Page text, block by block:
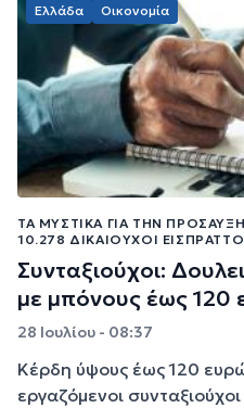
Ελλάδα Οικονομία
ΤΑ ΜΥΣΤΙΚΆ ΓΙΑ ΤΗΝ
10.278 ΔΙΚΑΙΟΎΧΟΙ
Συνταξιούχοι:
με μπόνους έως 120
28 Ιουλίου - 08:37
Κέρδη ύψους έως 120
εργαζόμενοι